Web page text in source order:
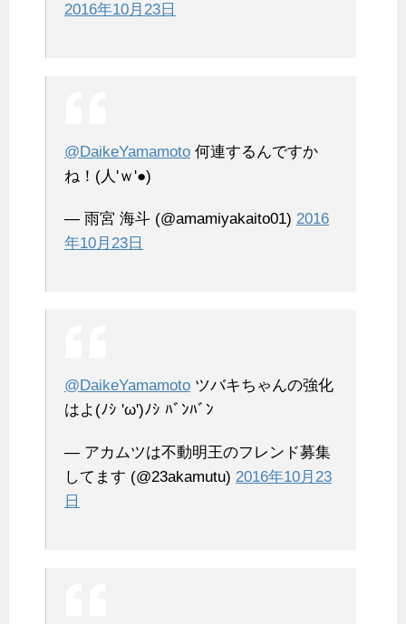
2016年10月23日
@DaikeYamamoto 何連するんですか
ね！(人'ｗ'●)
— 雨宮 海斗 (@amamiyakaito01) 2016
年10月23日
@DaikeYamamoto ツバキちゃんの強化
はよ(ﾉｼ 'ω')ﾉｼ ﾊﾞﾝﾊﾞﾝ
— アカムツは不動明王のフレンド募集
してます (@23akamutu) 2016年10月23
日